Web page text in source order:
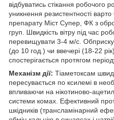
відбуватись стікання робочого
уникнення резистентності
препарату Miст Супер, ФК з
груп. Швидкість вітру під час
перевищувати 3-4 м/с.
(до 10 год.) чи ввечері (18-22
спостерігається протягом
Механізм дії: Тіаметоксам
пересувається по ксилемі в
впливаючи на нікотиново-
системи комах. Ефективний
шкідників (трансламінарний